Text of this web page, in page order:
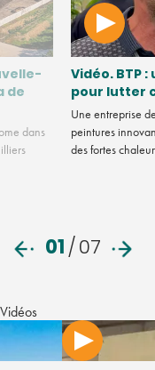
de
dans
Vidéo. BTP
pour lutter
Une entreprise
peintures
des fortes
01/07
Vidéos